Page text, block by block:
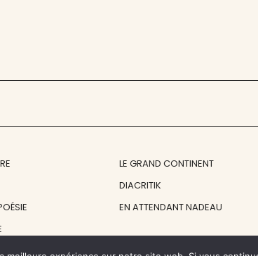
LE GRAND CONTINENT
DIACRITIK
EN ATTENDANT NADEAU